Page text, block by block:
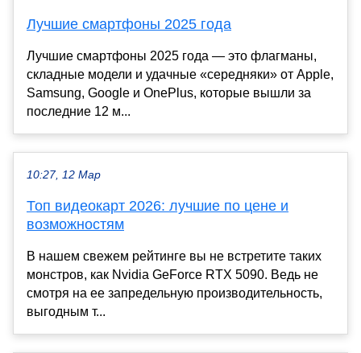
Лучшие смартфоны 2025 года
Лучшие смартфоны 2025 года — это флагманы,
складные модели и удачные «середняки» от Apple,
Samsung, Google и OnePlus, которые вышли за
последние 12 м...
10:27, 12 Мар
Топ видеокарт 2026: лучшие по цене и
возможностям
В нашем свежем рейтинге вы не встретите таких
монстров, как Nvidia GeForce RTX 5090. Ведь не
смотря на ее запредельную производительность,
выгодным т...